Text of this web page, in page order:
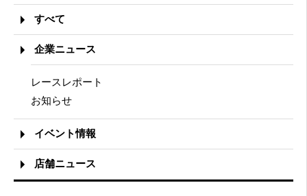
すべて
企業ニュース
レースレポート
お知らせ
イベント情報
店舗ニュース